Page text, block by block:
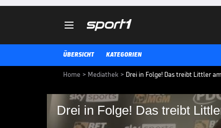

ÜBERSICHT KATEGORIEN
Home > Mediathek > Drei in Folge! Das treibt Littler
Drei in Folge! Das treibt
Drei in Folge! Das